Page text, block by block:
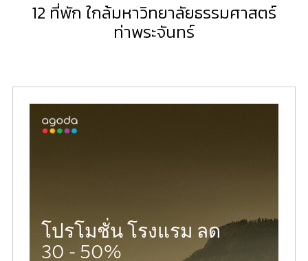
12 ที่พัก ใกล้มหาวิทยาลัยธรรมศาสตร์
ท่าพระจันทร์